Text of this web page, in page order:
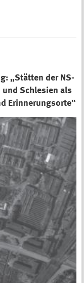
„Stätten der NS-
und Schlesien als
Erinnerungsorte“